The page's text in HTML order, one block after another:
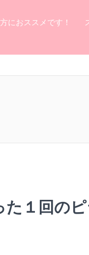
におススメです！
１回の